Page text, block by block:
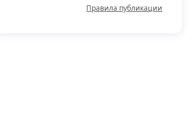
Правила публикации